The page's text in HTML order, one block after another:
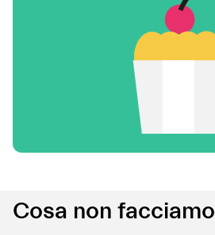
Cosa non facciamo